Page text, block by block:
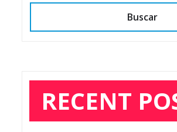
Buscar
RECENT